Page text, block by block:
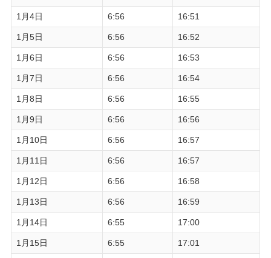
1月4日 6:56 16:51
1月5日 6:56 16:52
1月6日 6:56 16:53
1月7日 6:56 16:54
1月8日 6:56 16:55
1月9日 6:56 16:56
1月10日 6:56 16:57
1月11日 6:56 16:57
1月12日 6:56 16:58
1月13日 6:56 16:59
1月14日 6:55 17:00
1月15日 6:55 17:01